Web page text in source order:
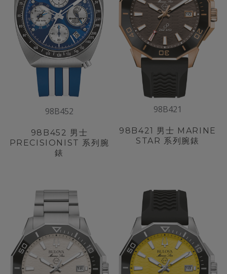
98B452
98B452 男士
PRECISIONIST 系列腕
錶
98B421
98B421 男士 MARINE
STAR 系列腕錶